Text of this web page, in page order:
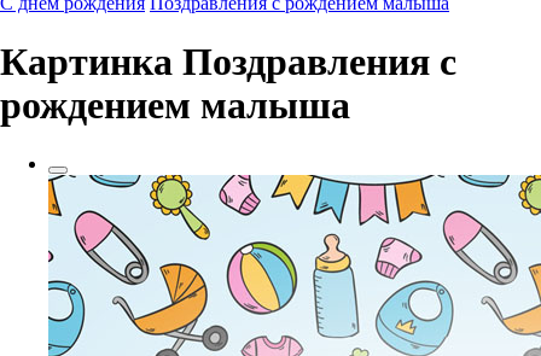
Картинка Поздравления с
рождением малыша